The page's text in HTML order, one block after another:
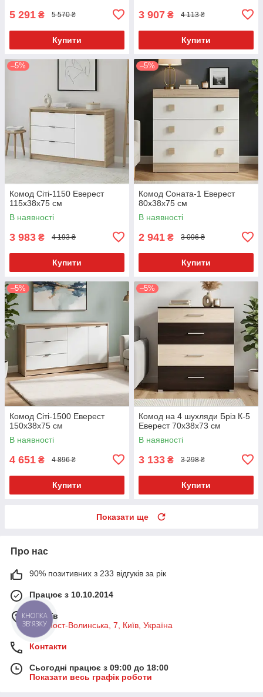
5 291 ₴ 5 570 ₴
Купити
3 907 ₴ 4 113 ₴
Купити
–5%
Комод Сіті-1150 Еверест
115x38x75 см
В наявності
3 983 ₴ 4 193 ₴
Купити
–5%
Комод Соната-1 Еверест
80x38x75 см
В наявності
2 941 ₴ 3 096 ₴
Купити
–5%
Комод Сіті-1500 Еверест
150x38x75 см
В наявності
4 651 ₴ 4 896 ₴
Купити
–5%
Комод на 4 шухляди Бріз К-5
Еверест 70x38x73 см
В наявності
3 133 ₴ 3 298 ₴
Купити
Показати ще
Про нас
90% позитивних з 233 відгуків за рік
Працює з 10.10.2014
м. Київ
вул. Пост-Волинська, 7, Київ, Україна
Контакти
Сьогодні працює з 09:00 до 18:00
Показати весь графік роботи